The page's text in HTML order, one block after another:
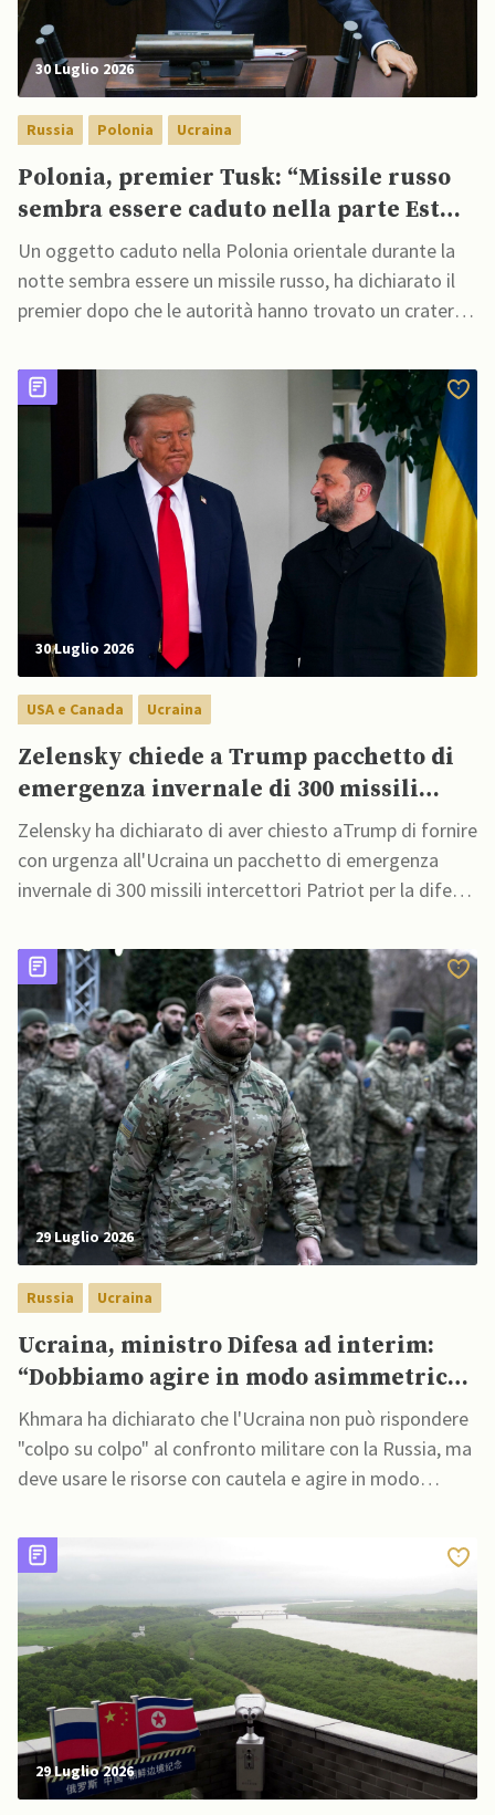
30 Luglio 2026
Russia Polonia Ucraina
Polonia, premier Tusk: “Missile russo
sembra essere caduto nella parte Est
del Paese”
Un oggetto caduto nella Polonia orientale durante la
notte sembra essere un missile russo, ha dichiarato il
premier dopo che le autorità hanno trovato un cratere
un'esplosione
30 Luglio 2026
USA e Canada Ucraina
Zelensky chiede a Trump pacchetto di
emergenza invernale di 300 missili
Patriot per possibile collasso rete
energetica
Zelensky ha dichiarato di aver chiesto aTrump di fornire
con urgenza all'Ucraina un pacchetto di emergenza
invernale di 300 missili intercettori Patriot per la difesa
29 Luglio 2026
Russia Ucraina
Ucraina, ministro Difesa ad interim:
“Dobbiamo agire in modo asimmetrico
contro Mosca”
Khmara ha dichiarato che l'Ucraina non può rispondere
"colpo su colpo" al confronto militare con la Russia, ma
deve usare le risorse con cautela e agire in modo
29 Luglio 2026